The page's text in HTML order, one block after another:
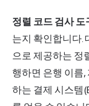
정렬 코드 검사 도
는지 확인합니다.
으로 제공하는 정
행하면 은행 이름,
하는 결제 시스템